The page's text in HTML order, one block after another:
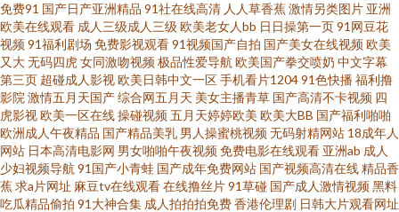
思热在线国产的 91华人精品在线 导航福利精品 男女男女女女av 91海角社区
在线看 国产精品色色 日韩精品久久入口 91传煤成人 高清av无码福利 日韩精
品不卡专区 香蕉久久东京热 91免费版在线观看 久草福利资源在线 午夜伦理
电影 91视频国 国肏屄视频 欧美青娇喷水免费视频 91啦在线观看论坛 国产午
夜福利一区 婷婷色社区 97超碰大香蕉 久久免费毛片 午夜剧场青椒 91区块涩
免费91 国产日产亚洲精品 91社在线高清 人人草香蕉激情另类图片 亚洲
欧美在线观看 成人三级成人三级 欧美老女人bb 日日操第一页91网豆花
视频91福利剧场 免费影视观看91视频国产自拍 国产美女在线视频欧美
又大无码四虎女同激吻视频极品性爱导航 欧美国产拳交喷奶 中文字幕
第三页 超碰成人影视欧美日韩中文一区手机看片120491色快播福利撸
影院 激情五月天国产综合网五月天 美女主播青草 国产高清不卡视频 四
虎影视欧美一区在线操碰视频五月天婷婷欧美 欧美大BB 国产福利啪啪
欧洲成人午夜精品 国产精品美乳 男人操蜜桃视频无码射精网站 18成年人
网站 日本高清电影网 男女啪啪午夜视频免费电影在线观看 亚洲ab 成人
少妇视频导航 91国产小青蛙 国产成年免费网站 国产视频高清在线精品香
蕉求a片网址 麻豆tv在线观看在线撸丝片91草碰 国产成人激情视频黑料
吃瓜精品偷拍 91大神合集 成人拍拍拍免费香港伦理剧 日韩大片观看网址